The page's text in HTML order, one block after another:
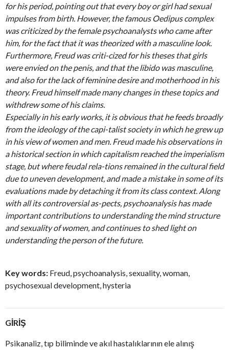
for his period, pointing out that every boy or girl had sexual
impulses from birth. However, the famous Oedipus complex
was criticized by the female psychoanalysts who came after
him, for the fact that it was theorized with a masculine look.
Furthermore, Freud was criti-cized for his theses that girls
were envied on the penis, and that the libido was masculine,
and also for the lack of feminine desire and motherhood in his
theory. Freud himself made many changes in these topics and
withdrew some of his claims.
Especially in his early works, it is obvious that he feeds broadly
from the ideology of the capi-talist society in which he grew up
in his view of women and men. Freud made his observations in
a historical section in which capitalism reached the imperialism
stage, but where feudal rela-tions remained in the cultural field
due to uneven development, and made a mistake in some of its
evaluations made by detaching it from its class context. Along
with all its controversial as-pects, psychoanalysis has made
important contributions to understanding the mind structure
and sexuality of women, and continues to shed light on
understanding the person of the future.
Key words: Freud, psychoanalysis, sexuality, woman,
psychosexual development, hysteria
GİRİŞ
Psikanaliz, tıp biliminde ve akıl hastalıklarının ele alınış